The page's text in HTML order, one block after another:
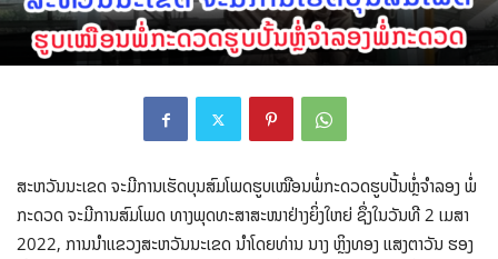
ສະຫວັນນະເຂດ ຈະມີການເຮັດບຸນສົມໂພດຮູບເໝືອນພໍ່ກະດວດຮູບປັ້ນຫຼໍ່ຈໍາລອງ ພໍ່
ກະດວດ ຈະມີການສົມໂພດ ທາງພຸດທະສາສະໜາຢ່າງຍິ່ງໃຫຍ່ ຊຶ່ງໃນວັນທີ 2 ເມສາ
2022, ການນໍາແຂວງສະຫວັນນະເຂດ ນໍາໂດຍທ່ານ ນາງ ຫຼິງທອງ ແສງຕາວັນ ຮອງ